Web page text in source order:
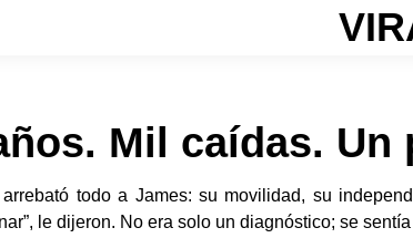
Mil caídas.
todo a James: su movilidad, su
le dijeron. No era solo un diagnóstico; se